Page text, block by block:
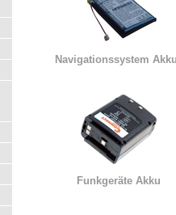
Navigationssystem
Funkgeräte Akku